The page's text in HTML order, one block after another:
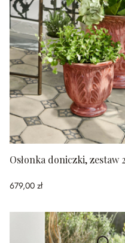
Osłonka doniczki, zestaw
679,00 zł